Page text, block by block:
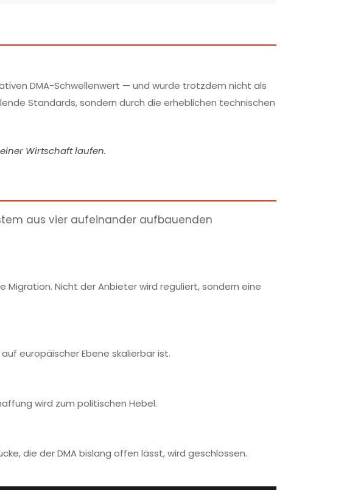
DMA-Schwellenwert — und wurde trotzdem nicht als
Standards, sondern durch die erheblichen technischen
Wirtschaft laufen.
aus vier aufeinander aufbauenden
Nicht der Anbieter wird reguliert, sondern eine
europäischer Ebene skalierbar ist.
wird zum politischen Hebel.
die der DMA bislang offen lässt, wird geschlossen.